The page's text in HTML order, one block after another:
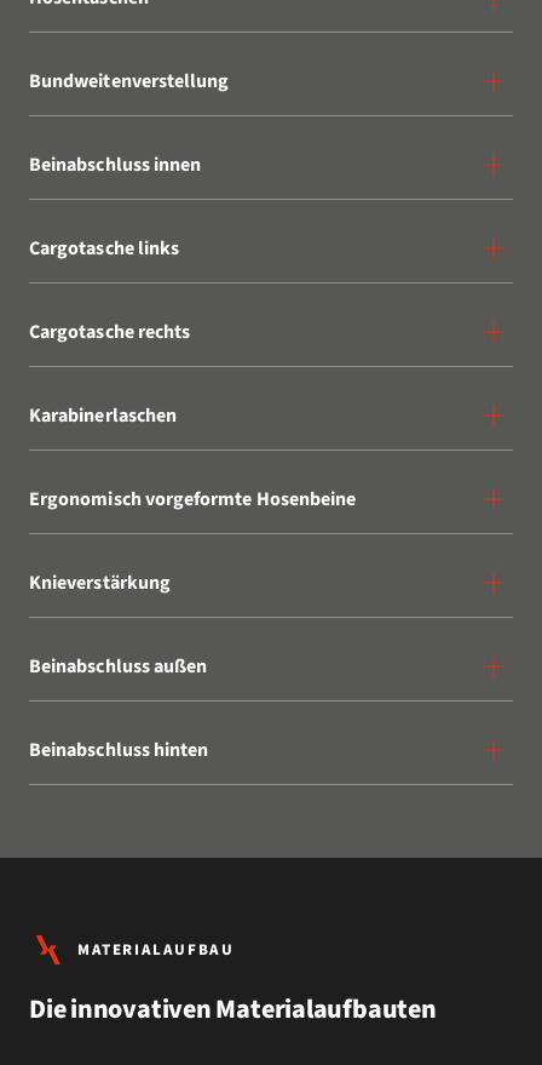
Bundweitenverstellung
Beinabschluss innen
Cargotasche links
Cargotasche rechts
Karabinerlaschen
Ergonomisch vorgeformte Hosenbeine
Knieverstärkung
Beinabschluss außen
Beinabschluss hinten
MATERIALAUFBAU
Die innovativen Materialaufbauten